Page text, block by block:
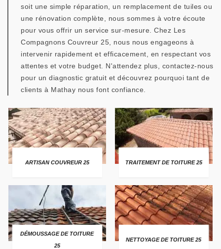
soit une simple réparation, un remplacement de tuiles ou
une rénovation complète, nous sommes à votre écoute
pour vous offrir un service sur-mesure. Chez Les
Compagnons Couvreur 25, nous nous engageons à
intervenir rapidement et efficacement, en respectant vos
attentes et votre budget. N'attendez plus, contactez-nous
pour un diagnostic gratuit et découvrez pourquoi tant de
clients à Mathay nous font confiance.
ARTISAN COUVREUR 25 TRAITEMENT DE TOITURE 25
DÉMOUSSAGE DE TOITURE
25
NETTOYAGE DE TOITURE 25